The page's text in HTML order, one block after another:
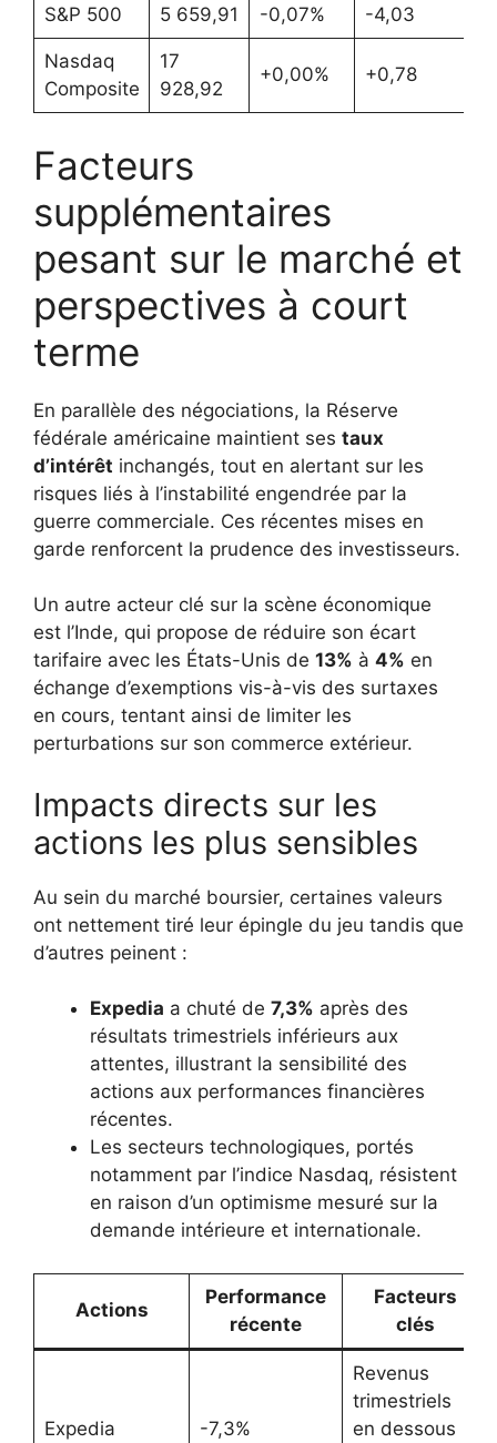
S&P 500 5 659,91 -0,07% -4,03
Nasdaq
Composite
17
928,92
+0,00% +0,78
Facteurs
supplémentaires
pesant sur le marché et
perspectives à court
terme
En parallèle des négociations, la Réserve
fédérale américaine maintient ses taux
d’intérêt inchangés, tout en alertant sur les
risques liés à l’instabilité engendrée par la
guerre commerciale. Ces récentes mises en
garde renforcent la prudence des investisseurs.
Un autre acteur clé sur la scène économique
est l’Inde, qui propose de réduire son écart
tarifaire avec les États-Unis de 13% à 4% en
échange d’exemptions vis-à-vis des surtaxes
en cours, tentant ainsi de limiter les
perturbations sur son commerce extérieur.
Impacts directs sur les
actions les plus sensibles
Au sein du marché boursier, certaines valeurs
ont nettement tiré leur épingle du jeu tandis que
d’autres peinent :
Expedia a chuté de 7,3% après des
résultats trimestriels inférieurs aux
attentes, illustrant la sensibilité des
actions aux performances financières
récentes.
Les secteurs technologiques, portés
notamment par l’indice Nasdaq, résistent
en raison d’un optimisme mesuré sur la
demande intérieure et internationale.
Actions
Performance
récente
Facteurs
clés
Expedia -7,3%
Revenus
trimestriels
en dessous